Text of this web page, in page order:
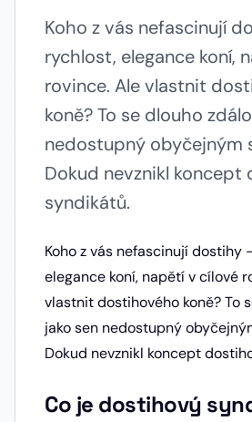
Koho z vás nefascinují
rychlost, elegance koní,
rovince. Ale vlastnit
koně? To se dlouho
nedostupný obyčejným
Dokud nevznikl
syndikátů.
Koho z vás nefascinují dostihy
elegance koní, napětí v cílové
vlastnit dostihového koně? To
jako sen nedostupný
Dokud nevznikl koncept
Co je dostihový